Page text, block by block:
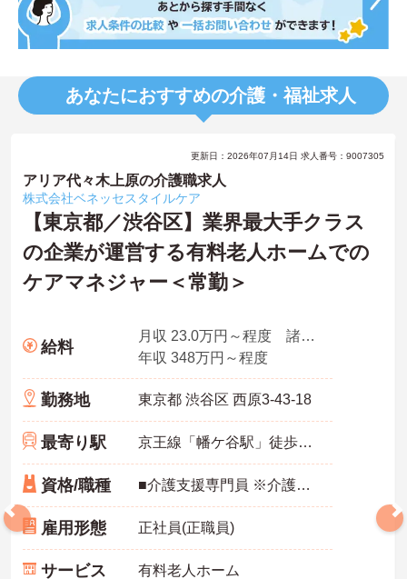
あなたにおすすめの介護・福祉求人
更新日：2026年07月14日 求人番号：9007305
アリア代々木上原の介護職求人
株式会社ベネッセスタイルケア
【東京都／渋谷区】業界最大手クラス
の企業が運営する有料老人ホームでの
ケアマネジャー＜常勤＞
給料
月収 23.0万円～程度 諸手当含む、夜勤なし
年収 348万円～程度
勤務地 東京都 渋谷区 西原3-43-18
最寄り駅 京王線「幡ケ谷駅」徒歩8分
資格/職種 ■介護支援専門員 ※介護支援専門員経験のある方は尚可
雇用形態 正社員(正職員)
サービス 有料老人ホーム